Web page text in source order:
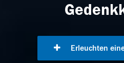
Erleuchten